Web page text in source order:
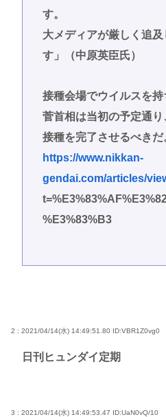
す。
大メディアが厳しく追
す」（中原英臣氏）
接種会場でウイルスを持
菅首相は当初の予定通
接種を完了させるべき
https://www.nikkan-
gendai.com/articles/
%E3%83%B3
2 : 2021/04/14(水) 14:49:51.80 ID:VBR1Z0vg0
日刊ヒュンダイ定期
3 : 2021/04/14(水) 14:49:53.47 ID:UaN0vQ/10